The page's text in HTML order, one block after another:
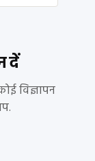
दें
विज्ञापन